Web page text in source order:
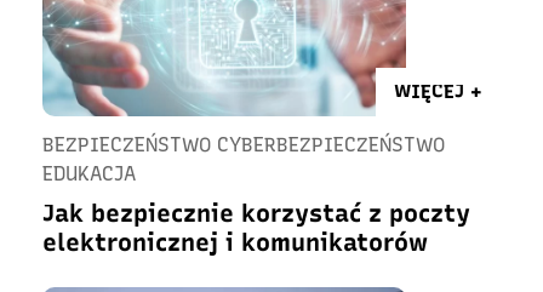
WIĘCEJ +
BEZPIECZEŃSTWO CYBERBEZPIECZEŃSTWO
EDUKACJA
Jak bezpiecznie korzystać z poczty
elektronicznej i komunikatorów